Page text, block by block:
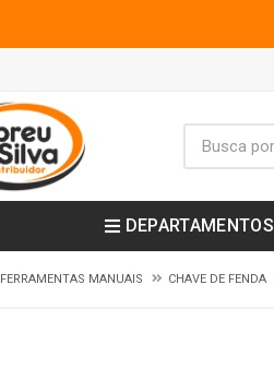
DEPARTAMENTOS
FERRAMENTAS MANUAIS CHAVE DE FENDA